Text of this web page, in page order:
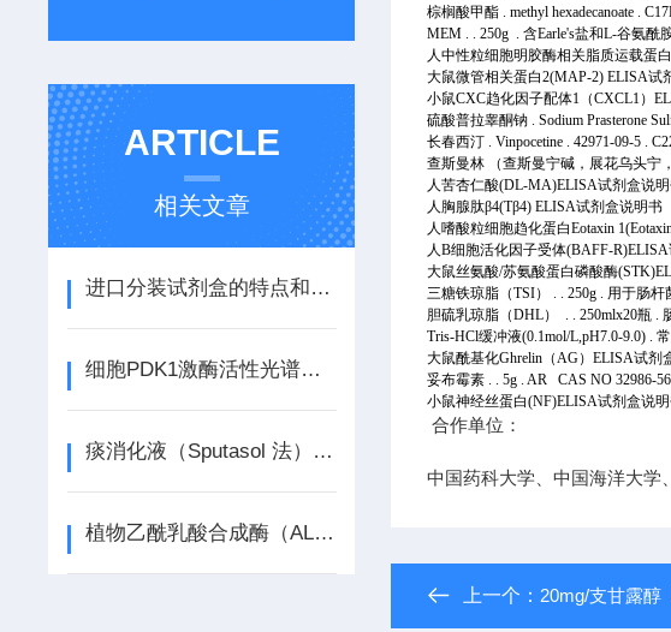
棕榈酸甲酯 . methyl hexadecanoate .
MEM . . 250g . 含Earle's盐和L-谷氨酰
人中性粒细胞明胶酶相关脂质运载蛋
大鼠微管相关蛋白2(MAP-2) ELISA试
小鼠CXC趋化因子配体1（CXCL1）
硫酸普拉睾酮钠 . Sodium Prasterone
长春西汀 . Vinpocetine . 42971-09-5 .
查斯曼林 （查斯曼宁碱，展花乌头宁
人苦杏仁酸(DL-MA)ELISA试剂盒说
人胸腺肽β4(Tβ4) ELISA试剂盒说明书
人嗜酸粒细胞趋化蛋白Eotaxin
人B细胞活化因子受体(BAFF-
大鼠丝氨酸/苏氨酸蛋白磷酸酶
三糖铁琼脂（TSI） . . 250g . 用于肠
胆硫乳琼脂（DHL） . . 250mlx20瓶 .
Tris-HCl缓冲液(0.1mol/L,pH7.0-9.0) .
大鼠酰基化Ghrelin（AG）ELISA试剂
妥布霉素 . . 5g . AR CAS NO 32986-
小鼠神经丝蛋白(NF)ELISA试剂盒说
合作单位：
中国药科大学、中国海洋大学
上一个： 20mg/支甘露醇
ARTICLE
相关文章
进口分装试剂盒的特点和适用范围
细胞PDK1激酶活性光谱法定量检测试剂盒产品说明书
痰消化液（Sputasol 法）说明书
植物乙酰乳酸合成酶（ALS） ELISA检测试剂盒说明书